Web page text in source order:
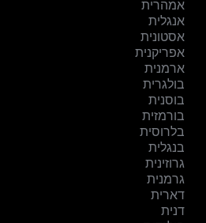
אמהרית
אנגלית
אסטונית
אפריקנית
ארמנית
בולגרית
בוסנית
בורמזית
בלרוסית
בנגלית
גרוזינית
גרמנית
דארית
דנית